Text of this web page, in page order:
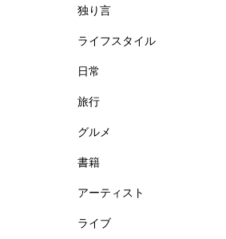
独り言
ライフスタイル
日常
旅行
グルメ
書籍
アーティスト
ライブ